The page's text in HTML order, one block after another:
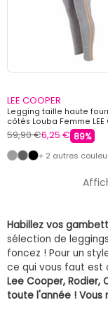
LEE COOPER
Legging taille haute
côtés Louba Femme LEE
59,90 €6,25 € 89%
+ 2 autres
Habillez vos
sélection de
foncez ! Pour un
ce qui vous faut est
Lee Cooper, Rodier,
toute l'année ! Vous